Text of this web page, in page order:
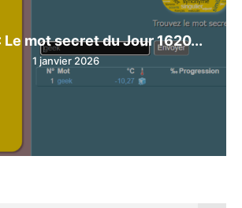
Le mot secret du Jour 1620...
1 janvier 2026